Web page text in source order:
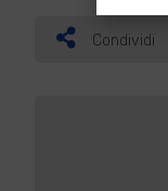
Condividi